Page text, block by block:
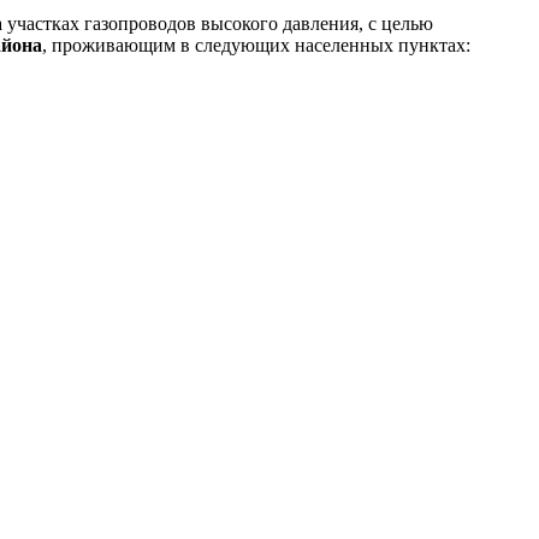
газопроводов высокого давления, с целью
, проживающим в следующих населенных пунктах: